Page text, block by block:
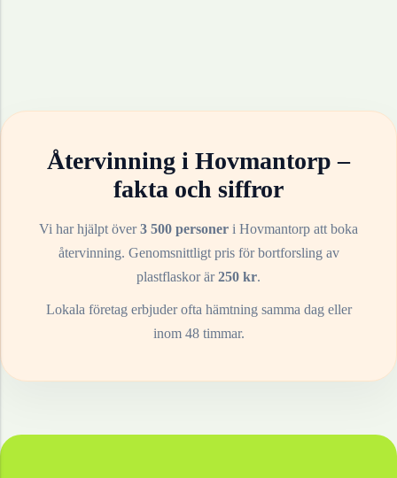
Återvinning i Hovmantorp –
fakta och siffror
Vi har hjälpt över3 500 personer i Hovmantorp att boka
återvinning. Genomsnittligt pris för bortforsling av
plastflaskorär250 kr.
Lokala företag erbjuder ofta hämtning samma dag eller
inom 48 timmar.